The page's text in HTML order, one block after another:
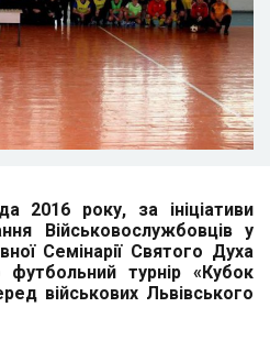
2016 року, за ініціативи
Військовослужбовців у
Семінарії Святого Духа
турнір «Кубок
військових Львівського